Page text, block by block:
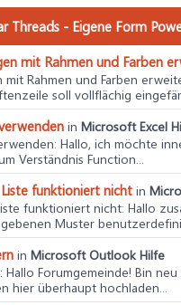
Threads - Eigene Form
mit Rahmen und Farben
Rahmen und Farben
soll vollflächig
in Microsoft Excel
: Hallo, ich möchte
Verständnis Function...
funktioniert nicht in
funktioniert nicht: Hallo
Muster
in Microsoft Outlook Hilfe
: Hallo Forumgemeinde! Bin
hier überhaupt hochladen...